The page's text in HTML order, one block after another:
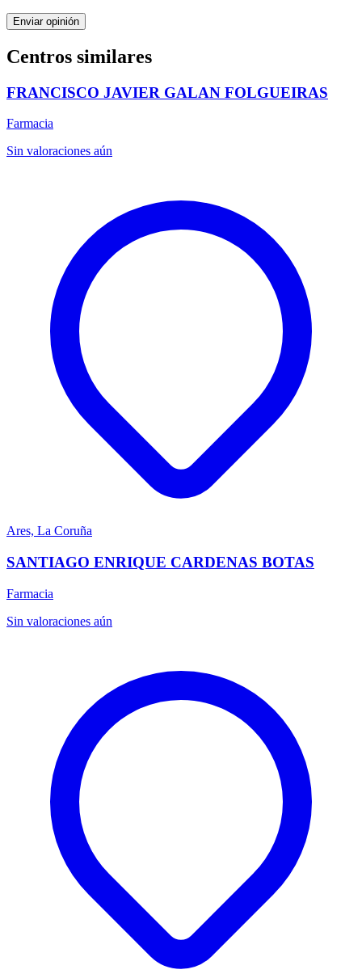
Enviar opinión
Centros similares
FRANCISCO JAVIER GALAN FOLGUEIRAS
Farmacia
Sin valoraciones aún
Ares, La Coruña
SANTIAGO ENRIQUE CARDENAS BOTAS
Farmacia
Sin valoraciones aún